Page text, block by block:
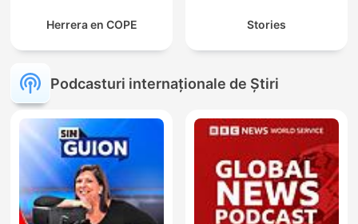
Herrera en COPE Stories
Podcasturi internaționale de Știri